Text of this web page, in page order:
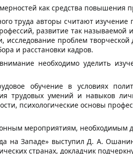
как средства повышения
труда авторы считают изучение
развитие так называемой
исследование проблем
и расстановки кадров.
необходимо уделить
обучение в условиях
трудовых умений и навыков
психологические основы
мероприятиям, необходимым
на Западе» выступил Д. А.
странах, докладчик